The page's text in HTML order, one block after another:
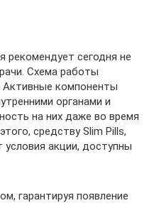
рекомендует сегодня не
Схема работы
Активные компоненты
органами и
на них даже во время
средству Slim Pills,
акции, доступны
гарантируя появление